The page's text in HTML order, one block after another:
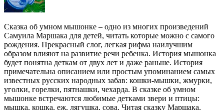
Сказка об умном мышонке – одно из многих произведений
Самуила Маршака для детей, читать которые можно с самого
рождения. Прекрасный слог, легкая рифма наилучшим
образом влияют на развитие речи ребенка. История мышонка
будет понятна деткам от двух лет и даже раньше. История
примечательна описанием или простым упоминанием самых
известных русских народных забав: кошки-мышки, жмурки,
уголки, горелки, пятнашки, чехарда. В сказке об умном
мышонке встречаются любимые детками звери и птицы:
мышка, кошка, еж, лягушка, сова. Читая сказку Маршака,